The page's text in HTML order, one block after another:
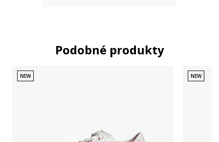
Podobné produkty
Viac informácií
NEW NEW